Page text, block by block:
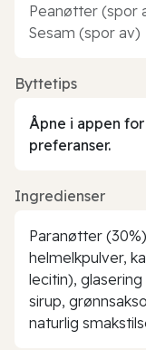
Peanøtter (spor
Sesam (spor av)
Byttetips
Åpne i appen
preferanser.
Ingredienser
Paranøtter
helmelkpulver,
lecitin),
sirup,
naturlig